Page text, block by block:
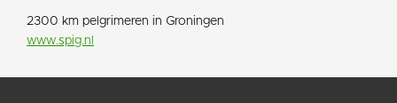
2300 km pelgrimeren in Groningen
www.spig.nl